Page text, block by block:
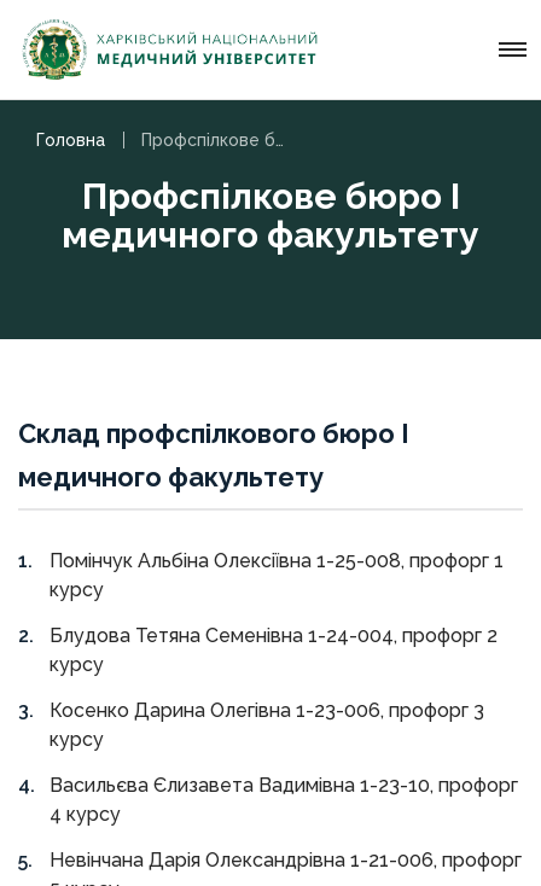
Головна
Профспілкове бюро І
медичного факультету
Склад профспілкового бюро І
медичного факультету
Помінчук Альбіна Олексіївна 1-25-008, профорг 1
курсу
Блудова Тетяна Семенівна 1-24-004, профорг 2
курсу
Косенко Дарина Олегівна 1-23-006, профорг 3
курсу
Васильєва Єлизавета Вадимівна 1-23-10, профорг
4 курсу
Невінчана Дарія Олександрівна 1-21-006, профорг